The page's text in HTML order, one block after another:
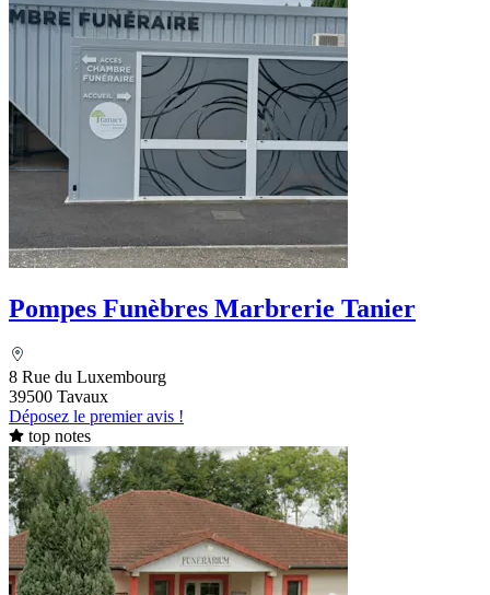
Pompes Funèbres Marbrerie Tanier
8 Rue du Luxembourg
39500 Tavaux
Déposez le premier avis !
top notes